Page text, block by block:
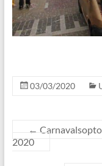
03/03/2020
←
2020